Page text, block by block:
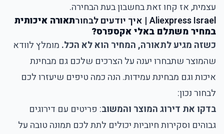
עצמית, אז קחו זאת בחשבון בעת הבחירה.
Aliexpress Israel
| איך יודעים לבחורתאורה איכותית
במחיר משתלם באלי אקספרס?
כשזה מגיע לתאורה, המחיר הוא לא הכל. מומלץ לוודא
שהמוצר שתבחרו יענה על הצרכים שלכם גם מבחינת
איכות וגם מבחינת עמידות. הנה כמה טיפים שיעזרו לכם
לבחור נכון:
בדקו את דירוג המוצר והמשוב: פריטים עם דירוגים
גבוהים וסקירות חיוביות יכולים לתת לכם תמונה טובה על